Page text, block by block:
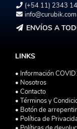
(+54 11) 2343
info@curubik.com
ENVÍOS A
LINKS
• Información
• Nosotros
• Contacto
• Términos y
• Botón de
• Política de